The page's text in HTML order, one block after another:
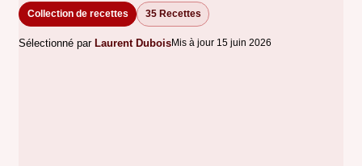
Collection de recettes 35 Recettes
Sélectionné par Laurent DuboisMis à jour 15 juin 2026